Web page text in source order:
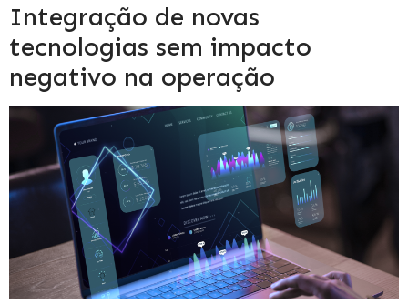
Integração de novas
tecnologias sem impacto
negativo na operação